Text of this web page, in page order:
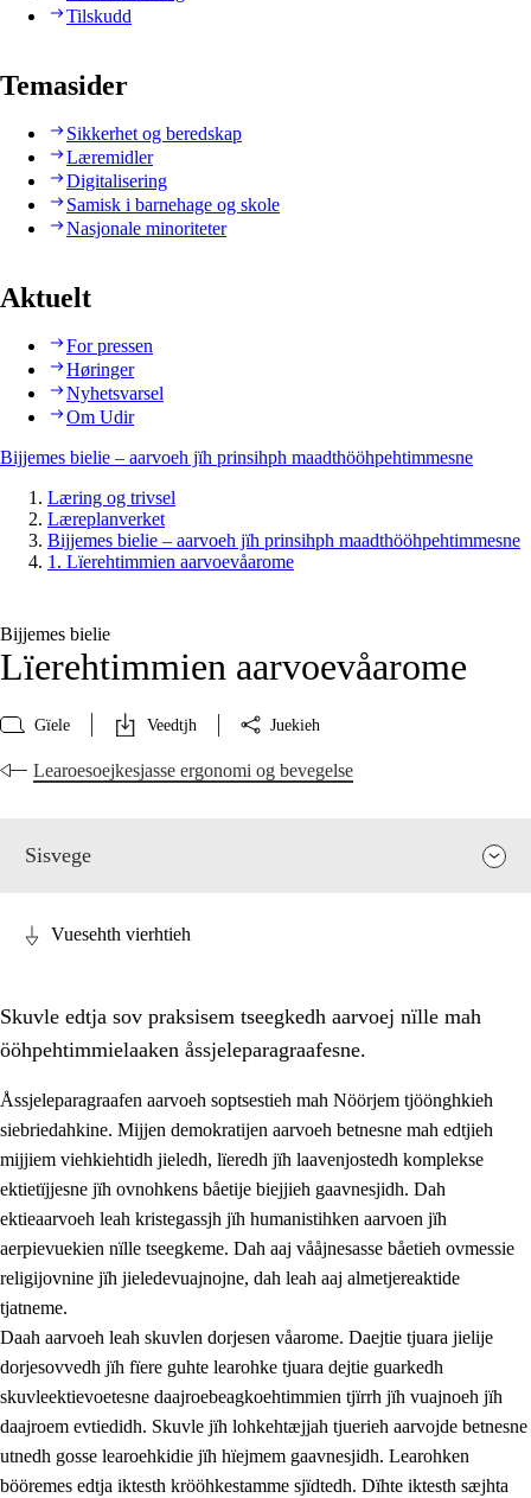
Tilskudd
Temasider
Sikkerhet og beredskap
Læremidler
Digitalisering
Samisk i barnehage og skole
Nasjonale minoriteter
Aktuelt
For pressen
Høringer
Nyhetsvarsel
Om Udir
Bijjemes bielie – aarvoeh jïh prinsihph maadthööhpehtimmesne
Læring og trivsel
Læreplanverket
Bijjemes bielie – aarvoeh jïh prinsihph maadthööhpehtimmesne
1. Lïerehtimmien aarvoevåarome
Bijjemes bielie
Lïerehtimmien aarvoevåarome
Gïele Veedtjh Juekieh
Learoesoejkesjasse ergonomi og bevegelse
Sisvege
1. Lïerehtimmien aarvoevåarome
1.1 Almetjeaarvoe
1.2 Identiteete jïh kulturellen gellievoete
1.3
1.4
Skaepiedimmievoeteaavoe, eadtjohkevoete jïh
goerehtimmievæljoe
1.5 Eatnemem krööhkestidh jïh byjresegoerkesevoete
1.6 Demokratije jïh meatanårrome
Vuesehth vierhtieh
Skuvle edtja sov praksisem tseegkedh aarvoej nïlle mah
ööhpehtimmielaaken åssjeleparagraafesne.
Åssjeleparagraafen aarvoeh soptsestieh mah Nöörjem tjöönghkieh
siebriedahkine. Mijjen demokratijen aarvoeh betnesne mah edtjieh
mijjiem viehkiehtidh jieledh, lïeredh jïh laavenjostedh komplekse
ektietïjjesne jïh ovnohkens båetije biejjieh gaavnesjidh. Dah
ektieaarvoeh leah kristegassjh jïh humanistihken aarvoen jïh
aerpievuekien nïlle tseegkeme. Dah aaj vååjnesasse båetieh ovmessie
religijovnine jïh jieledevuajnojne, dah leah aaj almetjereaktide
tjatneme.
Daah aarvoeh leah skuvlen dorjesen våarome. Daejtie tjuara jielije
dorjesovvedh jïh fïere guhte learohke tjuara dejtie guarkedh
skuvleektievoetesne daajroebeagkoehtimmien tjïrrh jïh vuajnoeh jïh
daajroem evtiedidh. Skuvle jïh lohkehtæjjah tjuerieh aarvojde betnesne
utnedh gosse learoehkidie jïh hïejmem gaavnesjidh. Learohken
bööremes edtja iktesth krööhkestamme sjïdtedh. Dïhte iktesth sæjhta